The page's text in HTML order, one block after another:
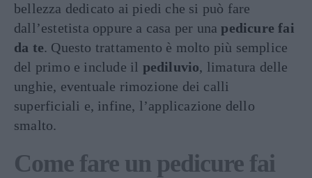
bellezza dedicato ai piedi che si può fare
dall’estetista oppure a casa per unapedicure fai
da te. Questo trattamento è molto più semplice
del primo e include il pediluvio, limatura delle
unghie, eventuale rimozione dei calli
superficiali e, infine, l’applicazione dello
smalto.
Come fare un pedicure fai